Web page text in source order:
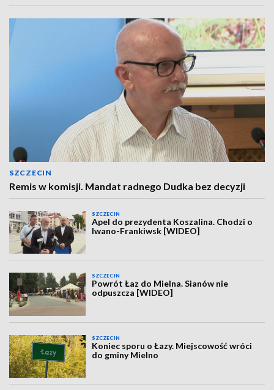
SZCZECIN
Remis w komisji. Mandat radnego Dudka bez decyzji
SZCZECIN
Apel do prezydenta Koszalina. Chodzi o
Iwano-Frankiwsk [WIDEO]
SZCZECIN
Powrót Łaz do Mielna. Sianów nie
odpuszcza [WIDEO]
SZCZECIN
Koniec sporu o Łazy. Miejscowość wróci
do gminy Mielno